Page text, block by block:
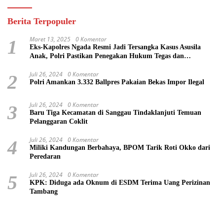
Berita Terpopuler
1 Maret 13, 2025 0 Komentar
Eks-Kapolres Ngada Resmi Jadi Tersangka Kasus Asusila
Anak, Polri Pastikan Penegakan Hukum Tegas dan
2 Juli 26, 2024 0 Komentar
Polri Amankan 3.332 Ballpres Pakaian Bekas Impor Ilegal
3 Juli 26, 2024 0 Komentar
Baru Tiga Kecamatan di Sanggau Tindaklanjuti Temuan
Pelanggaran Coklit
4 Juli 26, 2024 0 Komentar
Miliki Kandungan Berbahaya, BPOM Tarik Roti Okko dari
Peredaran
5 Juli 26, 2024 0 Komentar
KPK: Diduga ada Oknum di ESDM Terima Uang Perizinan
Tambang